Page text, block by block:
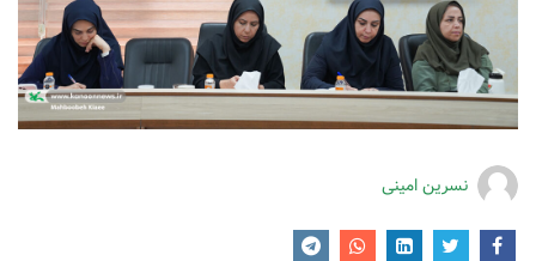
نسرین امینی